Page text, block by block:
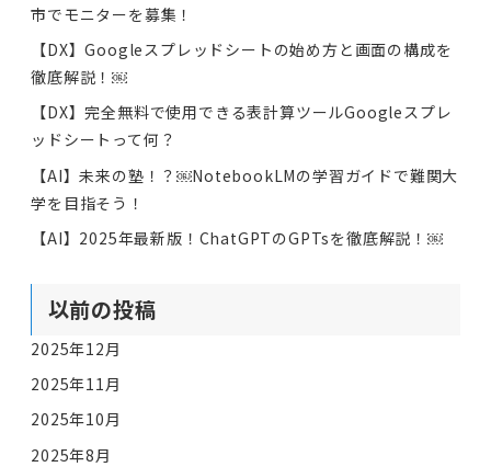
市でモニターを募集！
【DX】Googleスプレッドシートの始め方と画面の構成を
徹底解説！￼
【DX】完全無料で使用できる表計算ツールGoogleスプレ
ッドシートって何？
【AI】未来の塾！？￼NotebookLMの学習ガイドで難関大
学を目指そう！
【AI】2025年最新版！ChatGPTのGPTsを徹底解説！￼
以前の投稿
2025年12月
2025年11月
2025年10月
2025年8月